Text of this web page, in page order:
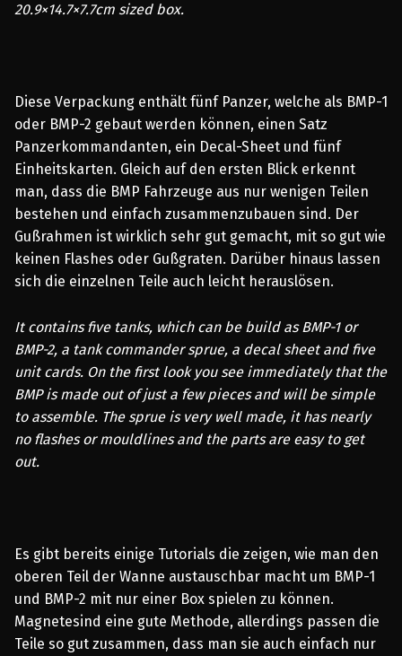
20.9×14.7×7.7cm sized box.
Diese Verpackung enthält fünf Panzer, welche als BMP-1
oder BMP-2 gebaut werden können, einen Satz
Panzerkommandanten, ein Decal-Sheet und fünf
Einheitskarten. Gleich auf den ersten Blick erkennt
man, dass die BMP Fahrzeuge aus nur wenigen Teilen
bestehen und einfach zusammenzubauen sind. Der
Gußrahmen ist wirklich sehr gut gemacht, mit so gut wie
keinen Flashes oder Gußgraten. Darüber hinaus lassen
sich die einzelnen Teile auch leicht herauslösen.
It contains five tanks, which can be build as BMP-1 or
BMP-2, a tank commander sprue, a decal sheet and five
unit cards. On the first look you see immediately that the
BMP is made out of just a few pieces and will be simple
to assemble. The sprue is very well made, it has nearly
no flashes or mouldlines and the parts are easy to get
out.
Es gibt bereits einige Tutorials die zeigen, wie man den
oberen Teil der Wanne austauschbar macht um BMP-1
und BMP-2 mit nur einer Box spielen zu können.
Magnetesind eine gute Methode, allerdings passen die
Teile so gut zusammen, dass man sie auch einfach nur